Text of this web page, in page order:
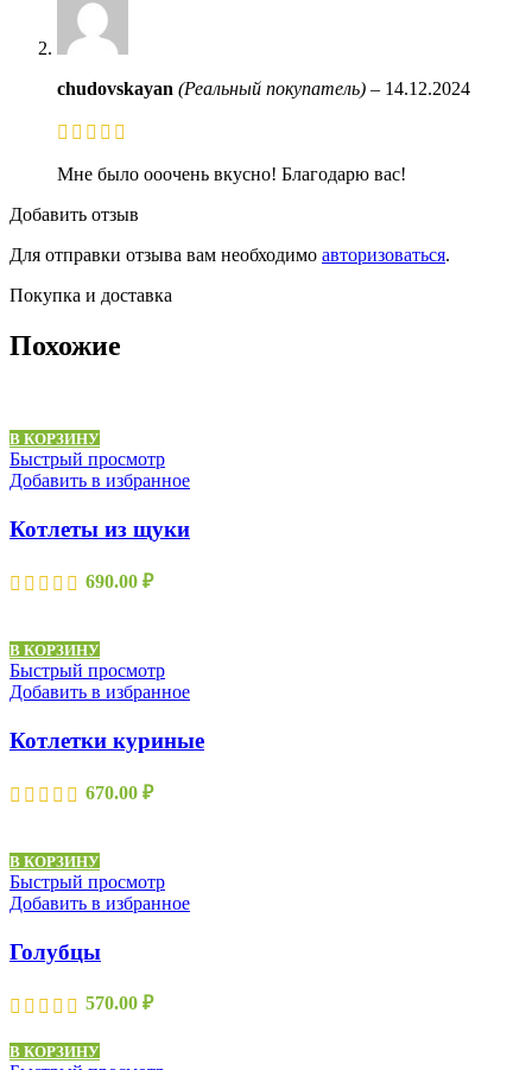
chudovskayan (Реальный покупатель) – 14.12.2024
Мне было ооочень вкусно! Благодарю вас!
Добавить отзыв
Для отправки отзыва вам необходимо авторизоваться.
Покупка и доставка
Похожие
В КОРЗИНУ
Быстрый просмотр
Добавить в избранное
Котлеты из щуки
690.00 ₽
В КОРЗИНУ
Быстрый просмотр
Добавить в избранное
Котлетки куриные
670.00 ₽
В КОРЗИНУ
Быстрый просмотр
Добавить в избранное
Голубцы
570.00 ₽
В КОРЗИНУ